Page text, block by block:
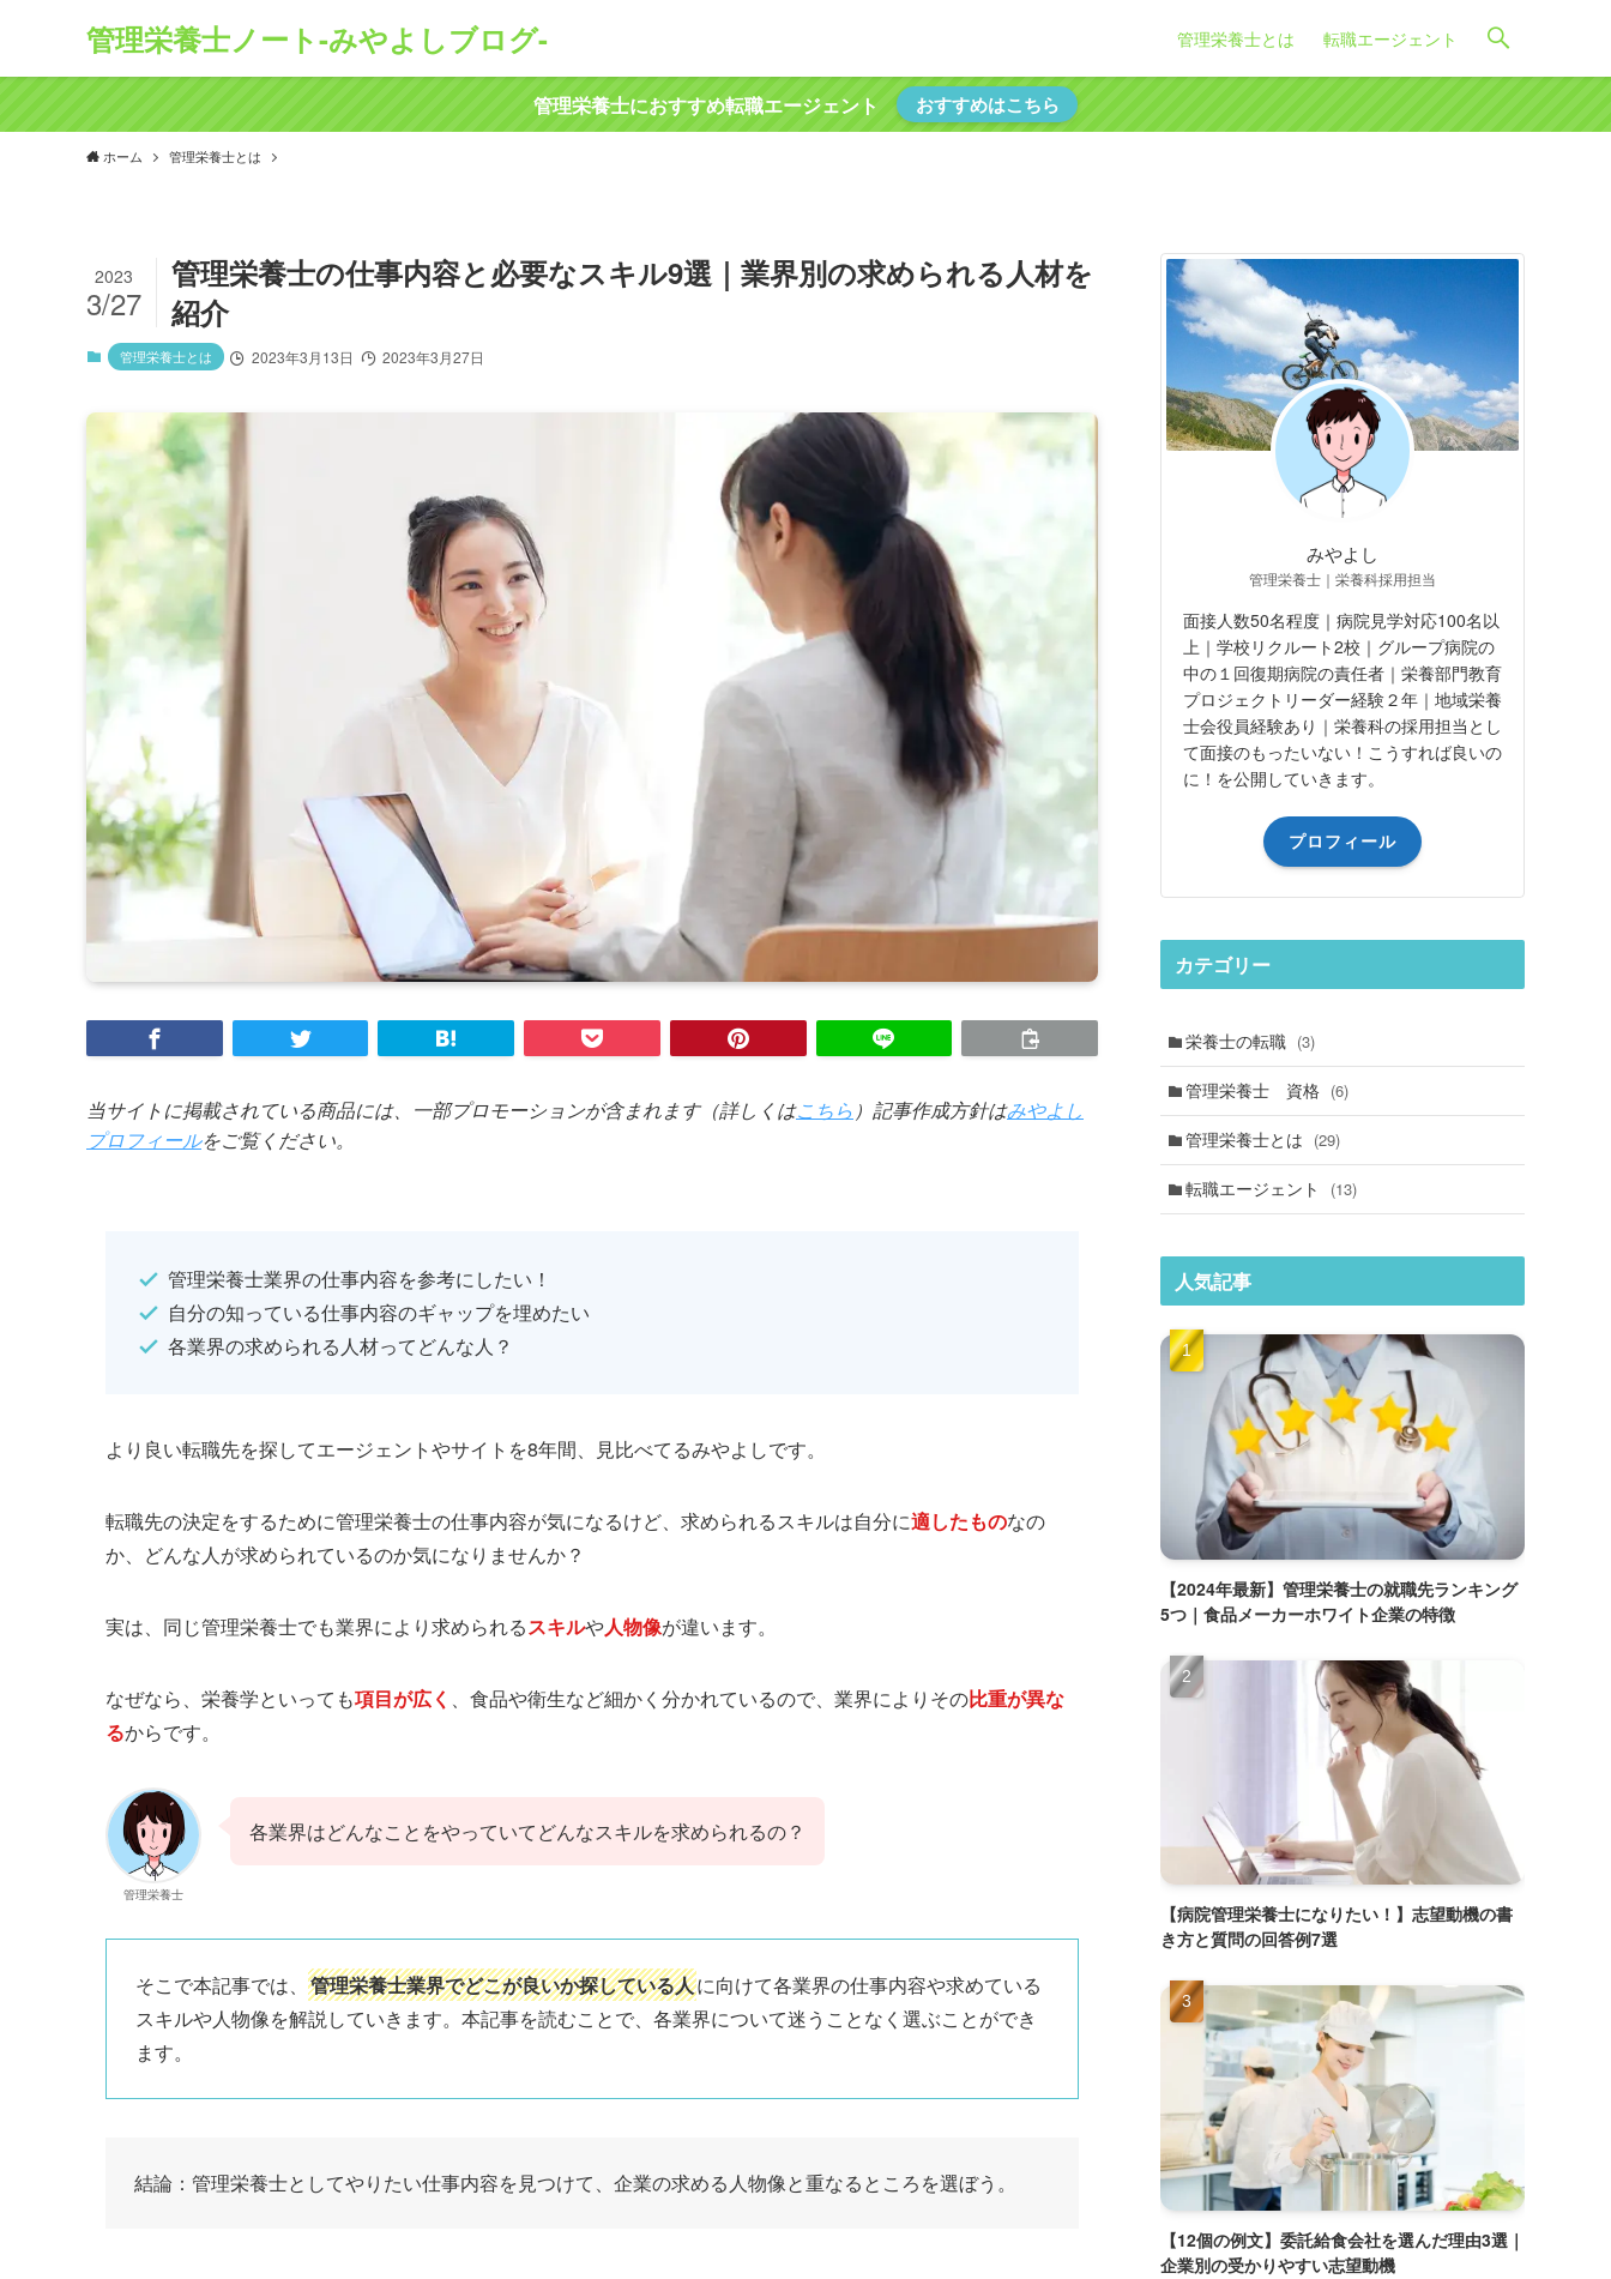
管理栄養士ノート-みやよしブログ- 管理栄養士とは 転職エージェント
管理栄養士におすすめ転職エージェント おすすめはこちら
ホーム 管理栄養士とは
管理栄養士の仕事内容と必要なスキル9選｜業界別の求められる人材を
紹介
2023
3/27
管理栄養士とは 2023年3月13日 2023年3月27日
当サイトに掲載されている商品には、一部プロモーションが含まれます（詳しくはこちら ）記事作成方針はみやよし
プロフィールをご覧ください。
管理栄養士業界の仕事内容を参考にしたい！
自分の知っている仕事内容のギャップを埋めたい
各業界の求められる人材ってどんな人？
より良い転職先を探してエージェントやサイトを8年間、見比べてるみやよしです。
転職先の決定をするために管理栄養士の仕事内容が気になるけど、求められるスキルは自分に適したものなの
か、どんな人が求められているのか気になりませんか？
実は、同じ管理栄養士でも業界により求められるスキルや人物像が違います。
なぜなら、栄養学といっても項目が広く 、食品や衛生など細かく分かれているので、業界によりその比重が異な
るからです。
管理栄養士
各業界はどんなことをやっていてどんなスキルを求められるの？
そこで本記事では、 管理栄養士業界でどこが良いか探している人に向けて各業界の仕事内容や求めている
スキルや人物像を解説していきます。本記事を読むことで、各業界について迷うことなく選ぶことができ
ます。
結論：管理栄養士としてやりたい仕事内容を見つけて、企業の求める人物像と重なるところを選ぼう。
みやよし
管理栄養士｜栄養科採用担当
面接人数50名程度｜病院見学対応100名以
上｜学校リクルート2校｜グループ病院の
中の１回復期病院の責任者｜栄養部門教育
プロジェクトリーダー経験２年｜地域栄養
士会役員経験あり｜栄養科の採用担当とし
て面接のもったいない！こうすれば良いの
に！を公開していきます。
プロフィール
カテゴリー
栄養士の転職 (3)
管理栄養士 資格 (6)
管理栄養士とは (29)
転職エージェント (13)
人気記事
【2024年最新】管理栄養士の就職先ランキング
5つ｜食品メーカーホワイト企業の特徴
【病院管理栄養士になりたい！】志望動機の書
き方と質問の回答例7選
【12個の例文】委託給食会社を選んだ理由3選｜
企業別の受かりやすい志望動機